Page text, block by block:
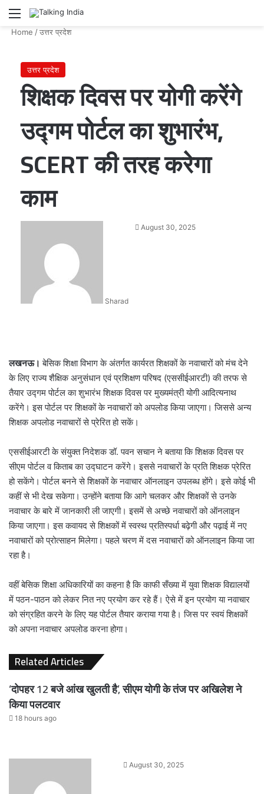
Menu
Home /उत्तर प्रदेश
उत्तर प्रदेश
शिक्षक दिवस पर योगी करेंगे
उद्गम पोर्टल का शुभारंभ,
SCERT की तरह करेगा
काम
Sharad
SendAugust 30, 2025
लखनऊ।बेसिक शिक्षा विभाग के अंतर्गत कार्यरत शिक्षकों के नवाचारों को मंच देने
के लिए राज्य शैक्षिक अनुसंधान एवं प्रशिक्षण परिषद (एससीईआरटी) की तरफ से
तैयार उद्गम पोर्टल का शुभारंभ शिक्षक दिवस पर मुख्यमंत्री योगी आदित्यनाथ
करेंगे। इस पोर्टल पर शिक्षकों के नवाचारों को अपलोड किया जाएगा। जिससे अन्य
शिक्षक अपलोड नवाचारों से प्रेरित हो सकें।
एससीईआरटी के संयुक्त निदेशक डॉ. पवन सचान ने बताया कि शिक्षक दिवस पर
सीएम पोर्टल व किताब का उद्घाटन करेंगे। इससे नवाचारों के प्रति शिक्षक प्रेरित
हो सकेंगे। पोर्टल बनने से शिक्षकों के नवाचार ऑनलाइन उपलब्ध होंगे। इसे कोई भी
कहीं से भी देख सकेगा। उन्होंने बताया कि आगे चलकर और शिक्षकों से उनके
नवाचार के बारे में जानकारी ली जाएगी। इसमें से अच्छे नवाचारों को ऑनलाइन
किया जाएगा। इस कवायद से शिक्षकों में स्वस्थ प्रतिस्पर्धा बढ़ेगी और पढ़ाई में नए
नवाचारों को प्रोत्साहन मिलेगा। पहले चरण में दस नवाचारों को ऑनलाइन किया जा
रहा है।
वहीं बेसिक शिक्षा अधिकारियों का कहना है कि काफी सँख्या में युवा शिक्षक विद्यालयों
में पठन-पाठन को लेकर नित नए प्रयोग कर रहे हैं। ऐसे में इन प्रयोग या नवाचार
को संग्रहित करने के लिए यह पोर्टल तैयार कराया गया है। जिस पर स्वयं शिक्षकों
को अपना नवाचार अपलोड करना होगा।
Related Articles
‘दोपहर 12 बजे आंख खुलती है’, सीएम योगी के तंज पर अखिलेश ने
किया पलटवार
18 hours ago
SendAugust 30, 2025